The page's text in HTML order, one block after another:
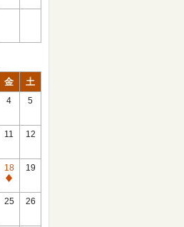
金 土
4 5
11 12
18
休
館
19
25 26